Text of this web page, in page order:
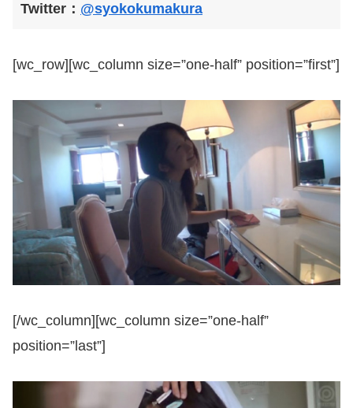
Twitter： @syokokumakura
[wc_row][wc_column size=”one-half” position=”first”]
[/wc_column][wc_column size=”one-half”
position=”last”]